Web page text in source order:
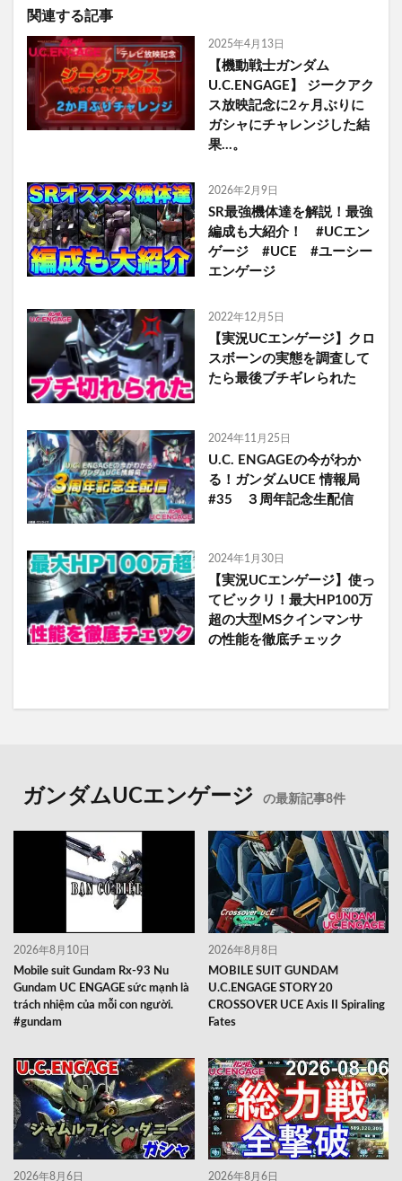
関連する記事
2025年4月13日
【機動戦士ガンダム
U.C.ENGAGE】 ジークアク
ス放映記念に2ヶ月ぶりに
ガシャにチャレンジした結
果…。
2026年2月9日
SR最強機体達を解説！最強
編成も大紹介！ #UCエン
ゲージ #UCE #ユーシー
エンゲージ
2022年12月5日
【実況UCエンゲージ】クロ
スボーンの実態を調査して
たら最後ブチギレられた
2024年11月25日
U.C. ENGAGEの今がわか
る！ガンダムUCE 情報局
#35 ３周年記念生配信
2024年1月30日
【実況UCエンゲージ】使っ
てビックリ！最大HP100万
超の大型MSクインマンサ
の性能を徹底チェック
ガンダムUCエンゲージ の最新記事8件
2026年8月10日
Mobile suit Gundam Rx-93 Nu
Gundam UC ENGAGE sức mạnh là
trách nhiệm của mỗi con người.
#gundam
2026年8月8日
MOBILE SUIT GUNDAM
U.C.ENGAGE STORY 20
CROSSOVER UCE Axis II Spiraling
Fates
2026年8月6日 2026年8月6日